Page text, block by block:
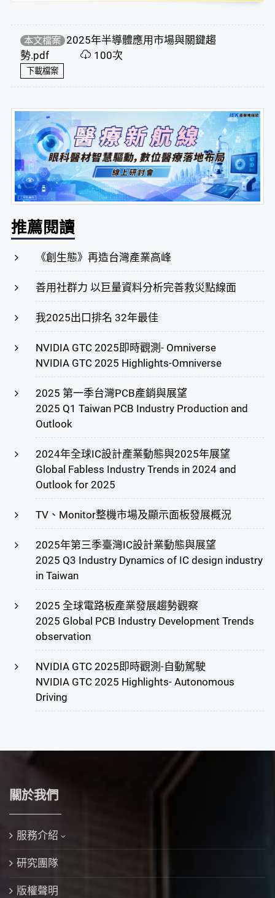
本文檔案 2025年半導體應用市場與關鍵趨
勢.pdf
100次
下載檔案
推薦閱讀
《創生態》再造台灣產業高峰
善用社群力 以巨量資料分析完善救災點線面
我2025出口排名 32年最佳
NVIDIA GTC 2025即時觀測- Omniverse
NVIDIA GTC 2025 Highlights-Omniverse
2025 第一季台灣PCB產銷與展望
2025 Q1 Taiwan PCB Industry Production and
Outlook
2024年全球IC設計產業動態與2025年展望
Global Fabless Industry Trends in 2024 and
Outlook for 2025
TV、Monitor整機市場及顯示面板發展概況
2025年第三季臺灣IC設計業動態與展望
2025 Q3 Industry Dynamics of IC design industry
in Taiwan
2025 全球電路板產業發展趨勢觀察
2025 Global PCB Industry Development Trends
observation
NVIDIA GTC 2025即時觀測-自動駕駛
NVIDIA GTC 2025 Highlights- Autonomous
Driving
關於我們
服務介紹
研究團隊
版權聲明